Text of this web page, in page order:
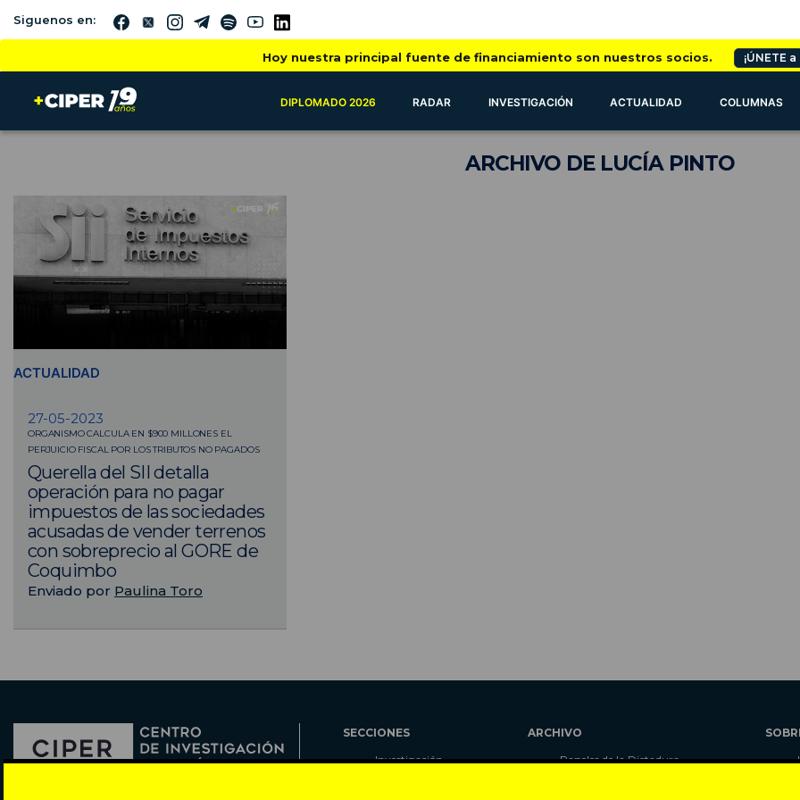
Siguenos en:
Hoy nuestra principal fuente de financiamiento son nuestros socios. ¡ÚNETE
DIPLOMADO 2026 RADAR INVESTIGACIÓN ACTUALIDAD COLUMNAS
ARCHIVO DE LUCÍA PINTO
ACTUALIDAD
27-05-2023
ORGANISMO CALCULA EN $900 MILLONES EL
PERJUICIO FISCAL POR LOS TRIBUTOS NO PAGADOS
Querella del SII detalla
operación para no pagar
impuestos de las sociedades
acusadas de vender terrenos
con sobreprecio al GORE de
Coquimbo
Enviado por Paulina Toro
SECCIONES
Investigación
ARCHIVO
Papeles de la Dictadura